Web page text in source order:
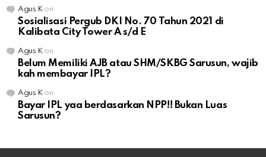
Agus Kon
Sosialisasi Pergub DKI No. 70 Tahun 2021 di
Kalibata City Tower A s/d E
Agus Kon
Belum Memiliki AJB atau SHM/SKBG Sarusun, wajib
kah membayar IPL?
Agus Kon
Bayar IPL yaa berdasarkan NPP!! Bukan Luas
Sarusun?